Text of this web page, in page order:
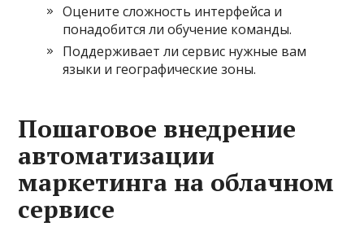
Оцените сложность интерфейса и
понадобится ли обучение команды.
Поддерживает ли сервис нужные вам
языки и географические зоны.
Пошаговое внедрение
автоматизации
маркетинга на облачном
сервисе